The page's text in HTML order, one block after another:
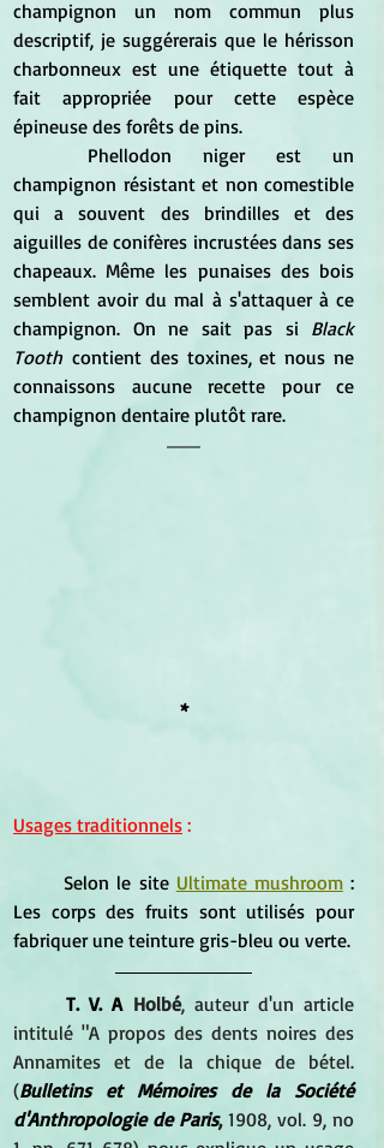
champignon un nom commun plus
descriptif, je suggérerais que le hérisson
charbonneux est une étiquette tout à
fait appropriée pour cette espèce
épineuse des forêts de pins.
champignon résistant et non comestible
qui a souvent des brindilles et des
aiguilles de conifères incrustées dans ses
chapeaux. Même les punaises des bois
semblent avoir du mal à s'attaquer à ce
champignon. On ne sait pas si Black
Tooth contient des toxines, et nous ne
connaissons aucune recette pour ce
champignon dentaire plutôt rare.
*
Usages traditionnels :
	Selon le site
Ultimate mushroom :
Les corps des fruits sont utilisés pour
fabriquer une teinture gris-bleu ou verte.
T. V. A Holbé, auteur d'un article
intitulé "A propos des dents noires des
Annamites et de la chique de bétel.
(Bulletins et Mémoires de la Société
d'Anthropologie de Paris, 1908, vol. 9, no